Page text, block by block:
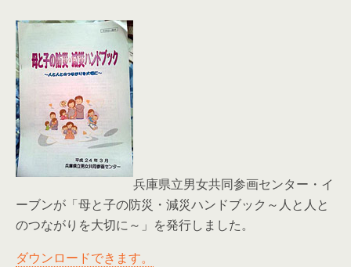
兵庫県立男女共同参画センター・イ
ーブンが「母と子の防災・減災ハンドブック～人と人と
のつながりを大切に～」を発行しました。
ダウンロードできます。